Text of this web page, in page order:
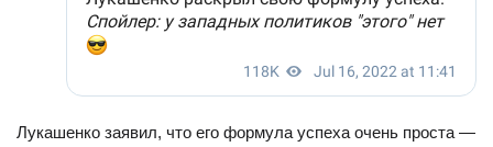
Лукашенко заявил, что его формула успеха очень проста —